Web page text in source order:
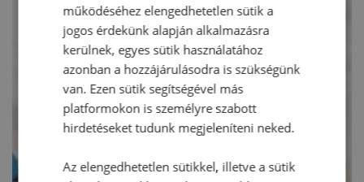
működéséhez elengedhetetlen sütik a
jogos érdekünk alapján alkalmazásra
kerülnek, egyes sütik használatához
azonban a hozzájárulásodra is szükségünk
van. Ezen sütik segítségével más
platformokon is személyre szabott
hirdetéseket tudunk megjeleníteni neked.
Az elengedhetetlen sütikkel, illetve a sütik